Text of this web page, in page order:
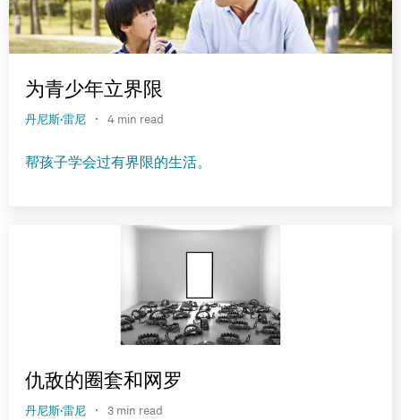
为青少年立界限
丹尼斯·雷尼 · 4 min read
帮孩子学会过有界限的生活。
仇敌的圈套和网罗
丹尼斯·雷尼 · 3 min read